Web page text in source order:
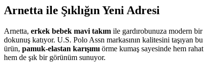
Arnetta ile Şıklığın Yeni Adresi
Arnetta, erkek bebek mavi takım ile gardırobunuza modern bir
dokunuş katıyor. U.S. Polo Assn markasının kalitesini taşıyan bu
ürün, pamuk‑elastan karışımı örme kumaş sayesinde hem rahat
hem de şık bir görünüm sunuyor.